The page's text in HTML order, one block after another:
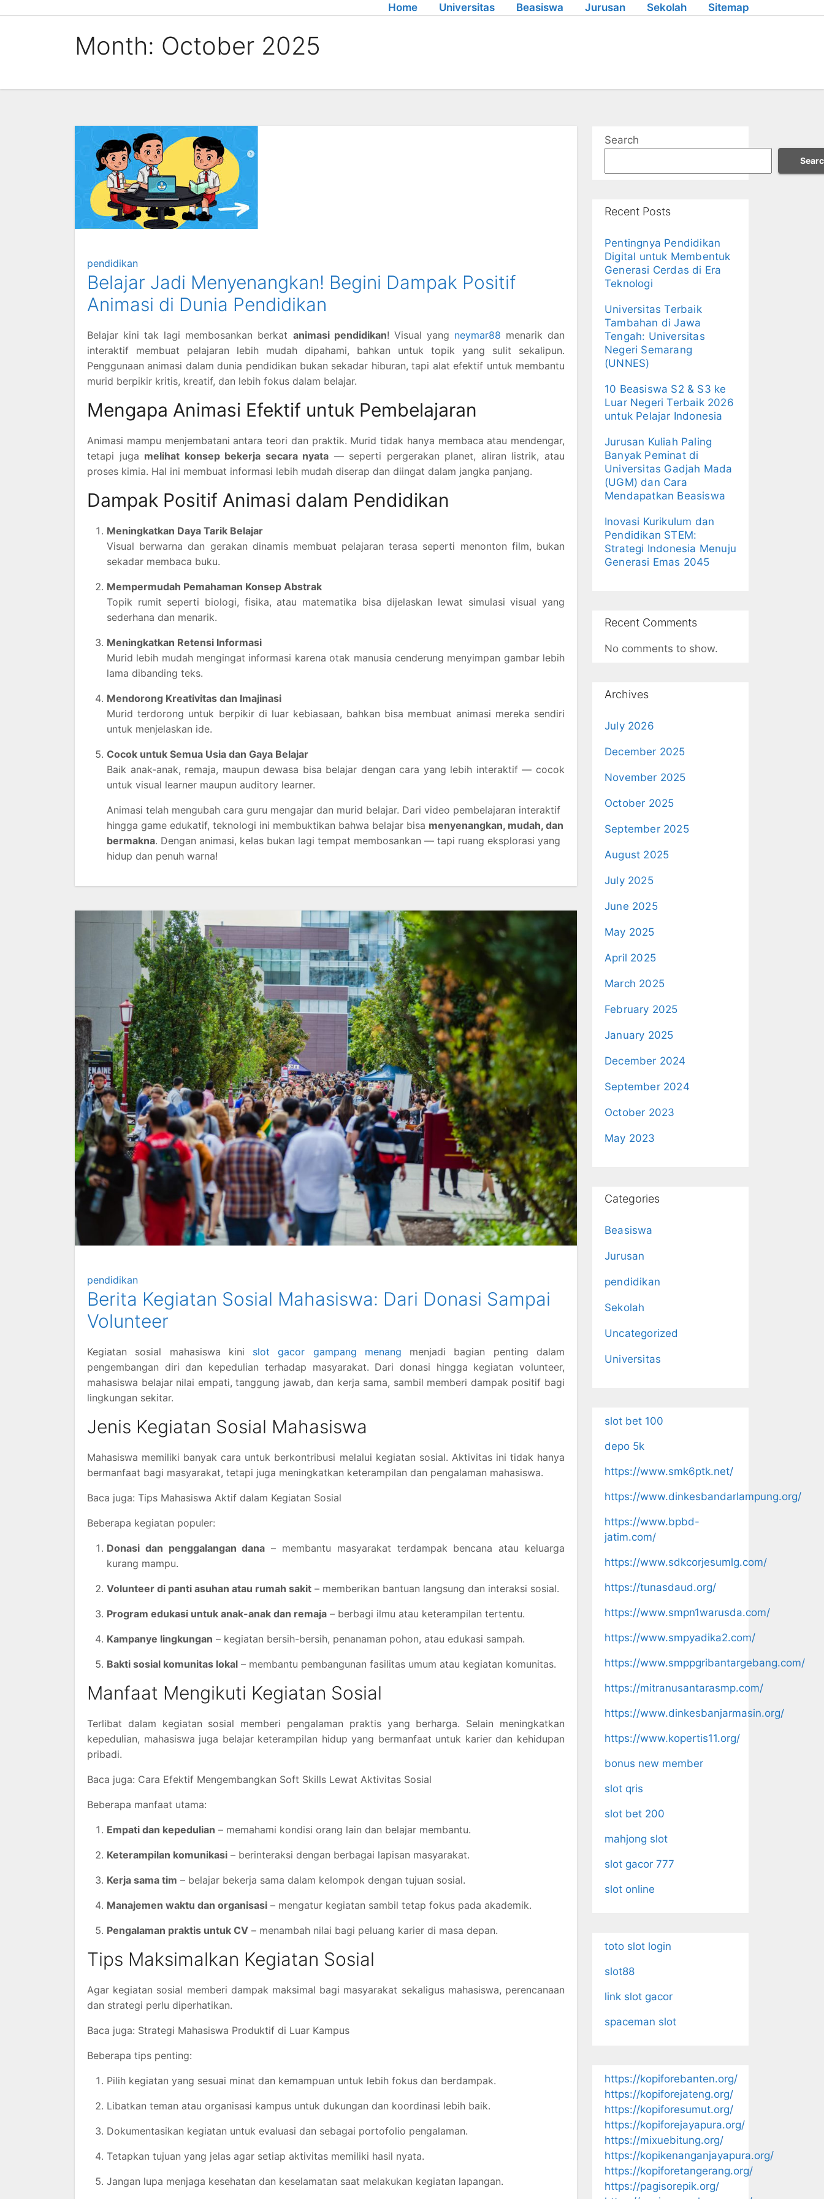
Home Universitas Beasiswa Jurusan Sekolah Sitemap
Month: October 2025
pendidikan
Belajar Jadi Menyenangkan! Begini Dampak Positif
Animasi di Dunia Pendidikan
Belajar kini tak lagi membosankan berkat animasi pendidikan! Visual yang neymar88 menarik dan
interaktif membuat pelajaran lebih mudah dipahami, bahkan untuk topik yang sulit sekalipun.
Penggunaan animasi dalam dunia pendidikan bukan sekadar hiburan, tapi alat efektif untuk membantu
murid berpikir kritis, kreatif, dan lebih fokus dalam belajar.
Mengapa Animasi Efektif untuk Pembelajaran
Animasi mampu menjembatani antara teori dan praktik. Murid tidak hanya membaca atau mendengar,
tetapi juga melihat konsep bekerja secara nyata — seperti pergerakan planet, aliran listrik, atau
proses kimia. Hal ini membuat informasi lebih mudah diserap dan diingat dalam jangka panjang.
Dampak Positif Animasi dalam Pendidikan
Meningkatkan Daya Tarik Belajar
Visual berwarna dan gerakan dinamis membuat pelajaran terasa seperti menonton film, bukan
sekadar membaca buku.
Mempermudah Pemahaman Konsep Abstrak
Topik rumit seperti biologi, fisika, atau matematika bisa dijelaskan lewat simulasi visual yang
sederhana dan menarik.
Meningkatkan Retensi Informasi
Murid lebih mudah mengingat informasi karena otak manusia cenderung menyimpan gambar lebih
lama dibanding teks.
Mendorong Kreativitas dan Imajinasi
Murid terdorong untuk berpikir di luar kebiasaan, bahkan bisa membuat animasi mereka sendiri
untuk menjelaskan ide.
Cocok untuk Semua Usia dan Gaya Belajar
Baik anak-anak, remaja, maupun dewasa bisa belajar dengan cara yang lebih interaktif — cocok
untuk visual learner maupun auditory learner.
Animasi telah mengubah cara guru mengajar dan murid belajar. Dari video pembelajaran interaktif
hingga game edukatif, teknologi ini membuktikan bahwa belajar bisa menyenangkan, mudah, dan
bermakna. Dengan animasi, kelas bukan lagi tempat membosankan — tapi ruang eksplorasi yang
hidup dan penuh warna!
pendidikan
Berita Kegiatan Sosial Mahasiswa: Dari Donasi Sampai
Volunteer
Kegiatan sosial mahasiswa kini slot gacor gampang menang menjadi bagian penting dalam
pengembangan diri dan kepedulian terhadap masyarakat. Dari donasi hingga kegiatan volunteer,
mahasiswa belajar nilai empati, tanggung jawab, dan kerja sama, sambil memberi dampak positif bagi
lingkungan sekitar.
Jenis Kegiatan Sosial Mahasiswa
Mahasiswa memiliki banyak cara untuk berkontribusi melalui kegiatan sosial. Aktivitas ini tidak hanya
bermanfaat bagi masyarakat, tetapi juga meningkatkan keterampilan dan pengalaman mahasiswa.
Baca juga: Tips Mahasiswa Aktif dalam Kegiatan Sosial
Beberapa kegiatan populer:
Donasi dan penggalangan dana – membantu masyarakat terdampak bencana atau keluarga
kurang mampu.
Volunteer di panti asuhan atau rumah sakit – memberikan bantuan langsung dan interaksi sosial.
Program edukasi untuk anak-anak dan remaja – berbagi ilmu atau keterampilan tertentu.
Kampanye lingkungan – kegiatan bersih-bersih, penanaman pohon, atau edukasi sampah.
Bakti sosial komunitas lokal – membantu pembangunan fasilitas umum atau kegiatan komunitas.
Manfaat Mengikuti Kegiatan Sosial
Terlibat dalam kegiatan sosial memberi pengalaman praktis yang berharga. Selain meningkatkan
kepedulian, mahasiswa juga belajar keterampilan hidup yang bermanfaat untuk karier dan kehidupan
pribadi.
Baca juga: Cara Efektif Mengembangkan Soft Skills Lewat Aktivitas Sosial
Beberapa manfaat utama:
Empati dan kepedulian – memahami kondisi orang lain dan belajar membantu.
Keterampilan komunikasi – berinteraksi dengan berbagai lapisan masyarakat.
Kerja sama tim – belajar bekerja sama dalam kelompok dengan tujuan sosial.
Manajemen waktu dan organisasi – mengatur kegiatan sambil tetap fokus pada akademik.
Pengalaman praktis untuk CV – menambah nilai bagi peluang karier di masa depan.
Tips Maksimalkan Kegiatan Sosial
Agar kegiatan sosial memberi dampak maksimal bagi masyarakat sekaligus mahasiswa, perencanaan
dan strategi perlu diperhatikan.
Baca juga: Strategi Mahasiswa Produktif di Luar Kampus
Beberapa tips penting:
Pilih kegiatan yang sesuai minat dan kemampuan untuk lebih fokus dan berdampak.
Libatkan teman atau organisasi kampus untuk dukungan dan koordinasi lebih baik.
Dokumentasikan kegiatan untuk evaluasi dan sebagai portofolio pengalaman.
Tetapkan tujuan yang jelas agar setiap aktivitas memiliki hasil nyata.
Jangan lupa menjaga kesehatan dan keselamatan saat melakukan kegiatan lapangan.
Search
Recent Posts
Pentingnya Pendidikan
Digital untuk Membentuk
Generasi Cerdas di Era
Teknologi
Universitas Terbaik
Tambahan di Jawa
Tengah: Universitas
Negeri Semarang
(UNNES)
10 Beasiswa S2 & S3 ke
Luar Negeri Terbaik 2026
untuk Pelajar Indonesia
Jurusan Kuliah Paling
Banyak Peminat di
Universitas Gadjah Mada
(UGM) dan Cara
Mendapatkan Beasiswa
Inovasi Kurikulum dan
Pendidikan STEM:
Strategi Indonesia Menuju
Generasi Emas 2045
Recent Comments
No comments to show.
Archives
July 2026
December 2025
November 2025
October 2025
September 2025
August 2025
July 2025
June 2025
May 2025
April 2025
March 2025
February 2025
January 2025
December 2024
September 2024
October 2023
May 2023
Categories
Beasiswa
Jurusan
pendidikan
Sekolah
Uncategorized
Universitas
slot bet 100
depo 5k
https://www.smk6ptk.net/
https://www.dinkesbandarlampung.org/
https://www.bpbd-
jatim.com/
https://www.sdkcorjesumlg.com/
https://tunasdaud.org/
https://www.smpn1warusda.com/
https://www.smpyadika2.com/
https://www.smppgribantargebang.com/
https://mitranusantarasmp.com/
https://www.dinkesbanjarmasin.org/
https://www.kopertis11.org/
bonus new member
slot qris
slot bet 200
mahjong slot
slot gacor 777
slot online
toto slot login
slot88
link slot gacor
spaceman slot
https://kopiforebanten.org/
https://kopiforejateng.org/
https://kopiforesumut.org/
https://kopiforejayapura.org/
https://mixuebitung.org/
https://kopikenanganjayapura.org/
https://kopiforetangerang.org/
https://pagisorepik.org/